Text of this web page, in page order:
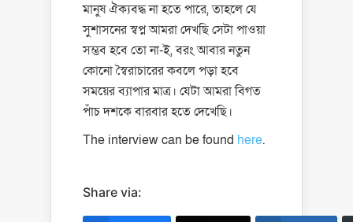
মানুষ ঐক্যবদ্ধ না হতে পারে, তাহলে যে
সুশাসনের স্বপ্ন আমরা দেখছি সেটা পাওয়া
সম্ভব হবে তো না-ই, বরং আবার নতুন
কোনো স্বৈরাচারের কবলে পড়া হবে
সময়ের ব্যাপার মাত্র। যেটা আমরা বিগত
পাঁচ দশকে বারবার হতে দেখেছি।
The interview can be found here.
Share via: